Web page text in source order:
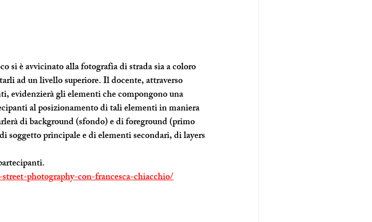
si è avvicinato alla fotografia di strada sia a coloro
ad un livello superiore. Il docente, attraverso
evidenzierà gli elementi che compongono una
al posizionamento di tali elementi in maniera
di background (sfondo) e di foreground (primo
principale e di elementi secondari, di layers
photography-con-francesca-chiacchio/